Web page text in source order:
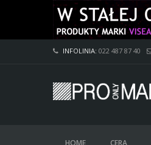
INFOLINIA: 022 487 87 40
HOME CERA